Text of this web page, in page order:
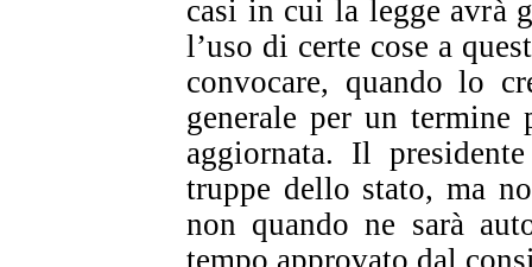
casi in cui la legge avrà
l’uso di certe cose a
convocare, quando lo
generale per un
aggiornata. Il
truppe dello stato, ma
non quando ne sarà
tempo approvato dal